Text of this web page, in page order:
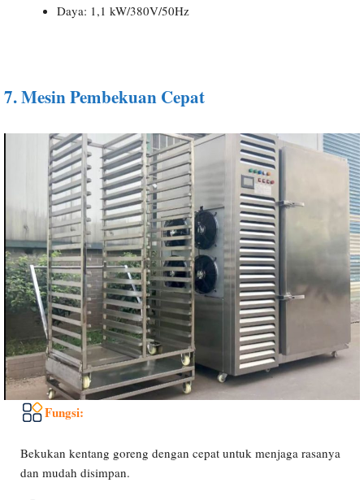
Daya: 1,1 kW/380V/50Hz
7.Mesin Pembekuan Cepat
Fungsi:
Bekukan kentang goreng dengan cepat untuk menjaga rasanya
dan mudah disimpan.